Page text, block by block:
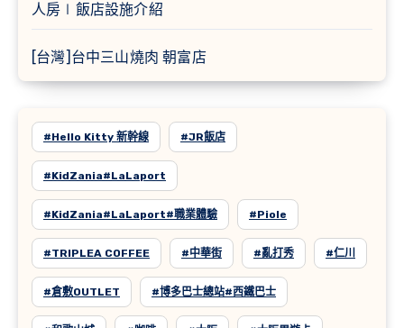
人房∣飯店設施介紹
[台灣]台中三山燒肉 朝富店
#Hello Kitty 新幹線 #JR飯店
#KidZania#LaLaport
#KidZania#LaLaport#職業體驗 #Piole
#TRIPLEA COFFEE #中華街 #亂打秀 #仁川
#倉敷OUTLET #博多巴士總站#西鐵巴士